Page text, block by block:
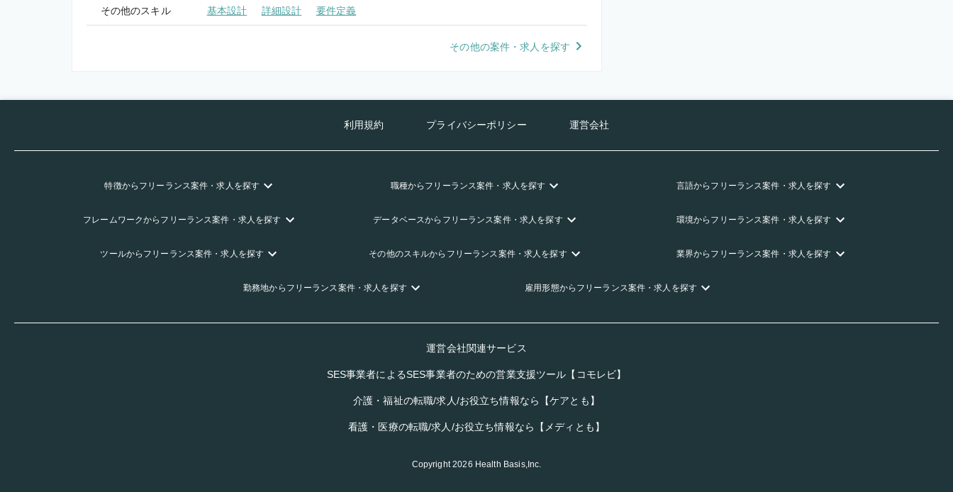
その他のスキル 基本設計 詳細設計 要件定義
その他の案件・求人を探す
利用規約 プライバシーポリシー 運営会社
特徴からフリーランス案件・求人を探す 職種からフリーランス案件・求人を探す 言語からフリーランス案件・求人を探す
フレームワークからフリーランス案件・求人を探す データベースからフリーランス案件・求人を探す 環境からフリーランス案件・求人を探す
ツールからフリーランス案件・求人を探す その他のスキルからフリーランス案件・求人を探す 業界からフリーランス案件・求人を探す
勤務地からフリーランス案件・求人を探す 雇用形態からフリーランス案件・求人を探す
運営会社関連サービス
SES事業者によるSES事業者のための営業支援ツール【コモレビ】
介護・福祉の転職/求人/お役立ち情報なら【ケアとも】
看護・医療の転職/求人/お役立ち情報なら【メディとも】
Copyright2026 Health Basis,Inc.